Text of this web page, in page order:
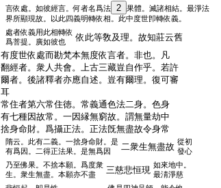
言依處。如彼經言。何者名爲法 2
果體。滅諸相結。最淨法
界所顯現故。以此四義明轉依相。此中度世卽轉依義。
處者依義用此相轉依
爲菩提。廣如彼也
依此等敎及理。故知莊云舊
有度世依處而勘梵本無度依言者。非也。凡
翻經者。衆人共會。上古三藏豈自作乎。若許
爾者。後諸釋者亦應自述。豈有爾理。復可審
耳
常住者第六常住徳。常義通色法二身。色身
有七種因故常。一因縁無窮故。謂無量劫中
捨身命財。爲攝正法。正法旣無盡故令身常
隋云。此有二義。一捨身命財。是
有爲因。二得正法果。是無爲因
二衆生無盡故 從初
發心
乃至佛果。不捨本願。爲度衆
生。衆生無盡。本願亦不盡
三慈悲恒現 如來地中。
最淸淨慈